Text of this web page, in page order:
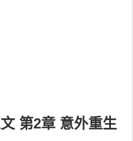
第2章 意外重生